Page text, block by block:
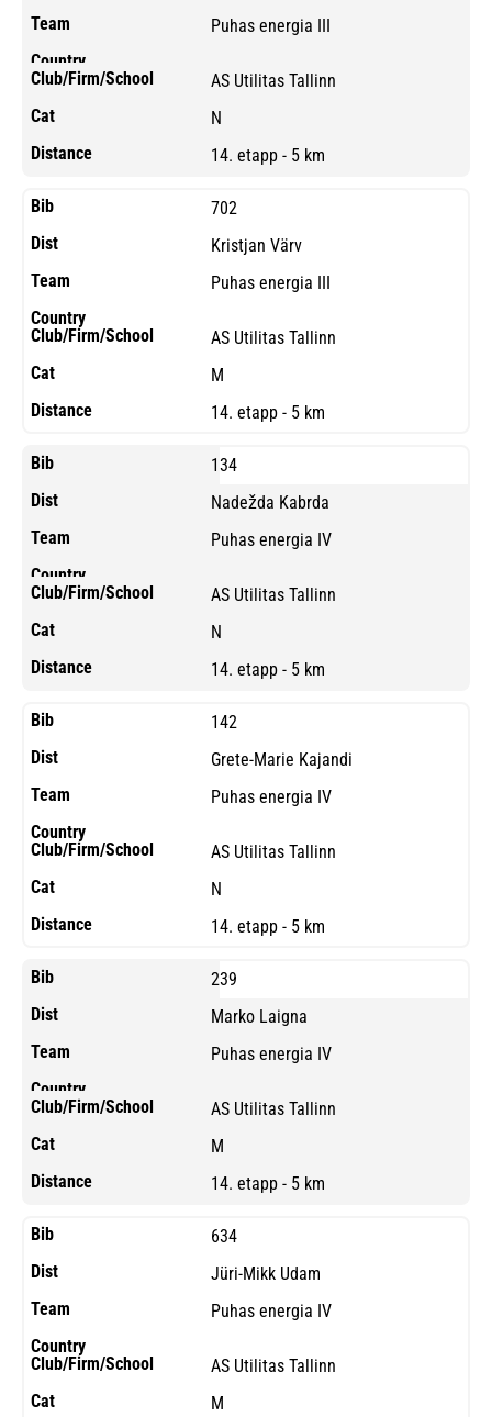
Puhas energia III
AS Utilitas Tallinn
N
14. etapp - 5 km
702
Kristjan Värv
Puhas energia III
AS Utilitas Tallinn
M
14. etapp - 5 km
134
Nadežda Kabrda
Puhas energia IV
AS Utilitas Tallinn
N
14. etapp - 5 km
142
Grete-Marie Kajandi
Puhas energia IV
AS Utilitas Tallinn
N
14. etapp - 5 km
239
Marko Laigna
Puhas energia IV
AS Utilitas Tallinn
M
14. etapp - 5 km
634
Jüri-Mikk Udam
Puhas energia IV
AS Utilitas Tallinn
M